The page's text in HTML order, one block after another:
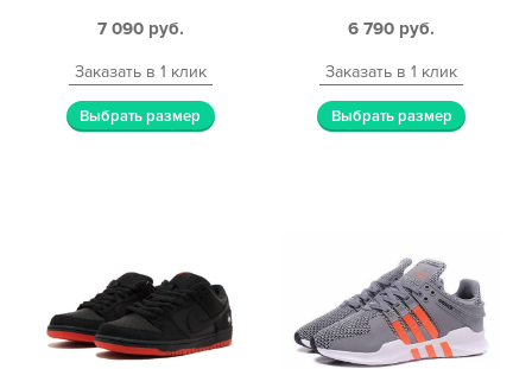
7 090 руб.
Заказать в 1 клик
Выбрать размер
6 790 руб.
Заказать в 1 клик
Выбрать размер